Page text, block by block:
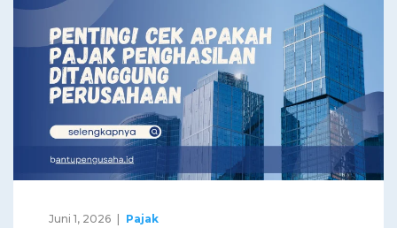
Juni 1, 2026 Pajak